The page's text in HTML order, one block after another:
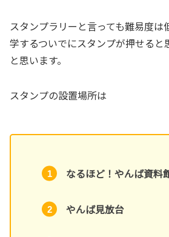
スタンプラリーと言っても難易度は
学するついでにスタンプが押せると
と思います。
スタンプの設置場所は
なるほど！やんば資料
やんば見放台